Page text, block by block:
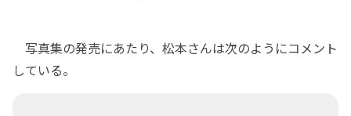
写真集の発売にあたり、松本さんは次のようにコメント
している。